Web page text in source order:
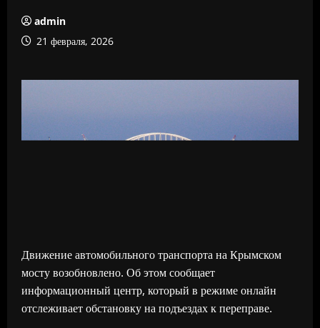
admin
21 февраля, 2026
Движение автомобильного транспорта на Крымском
мосту возобновлено. Об этом сообщает
информационный центр, который в режиме онлайн
отслеживает обстановку на подъездах к переправе.